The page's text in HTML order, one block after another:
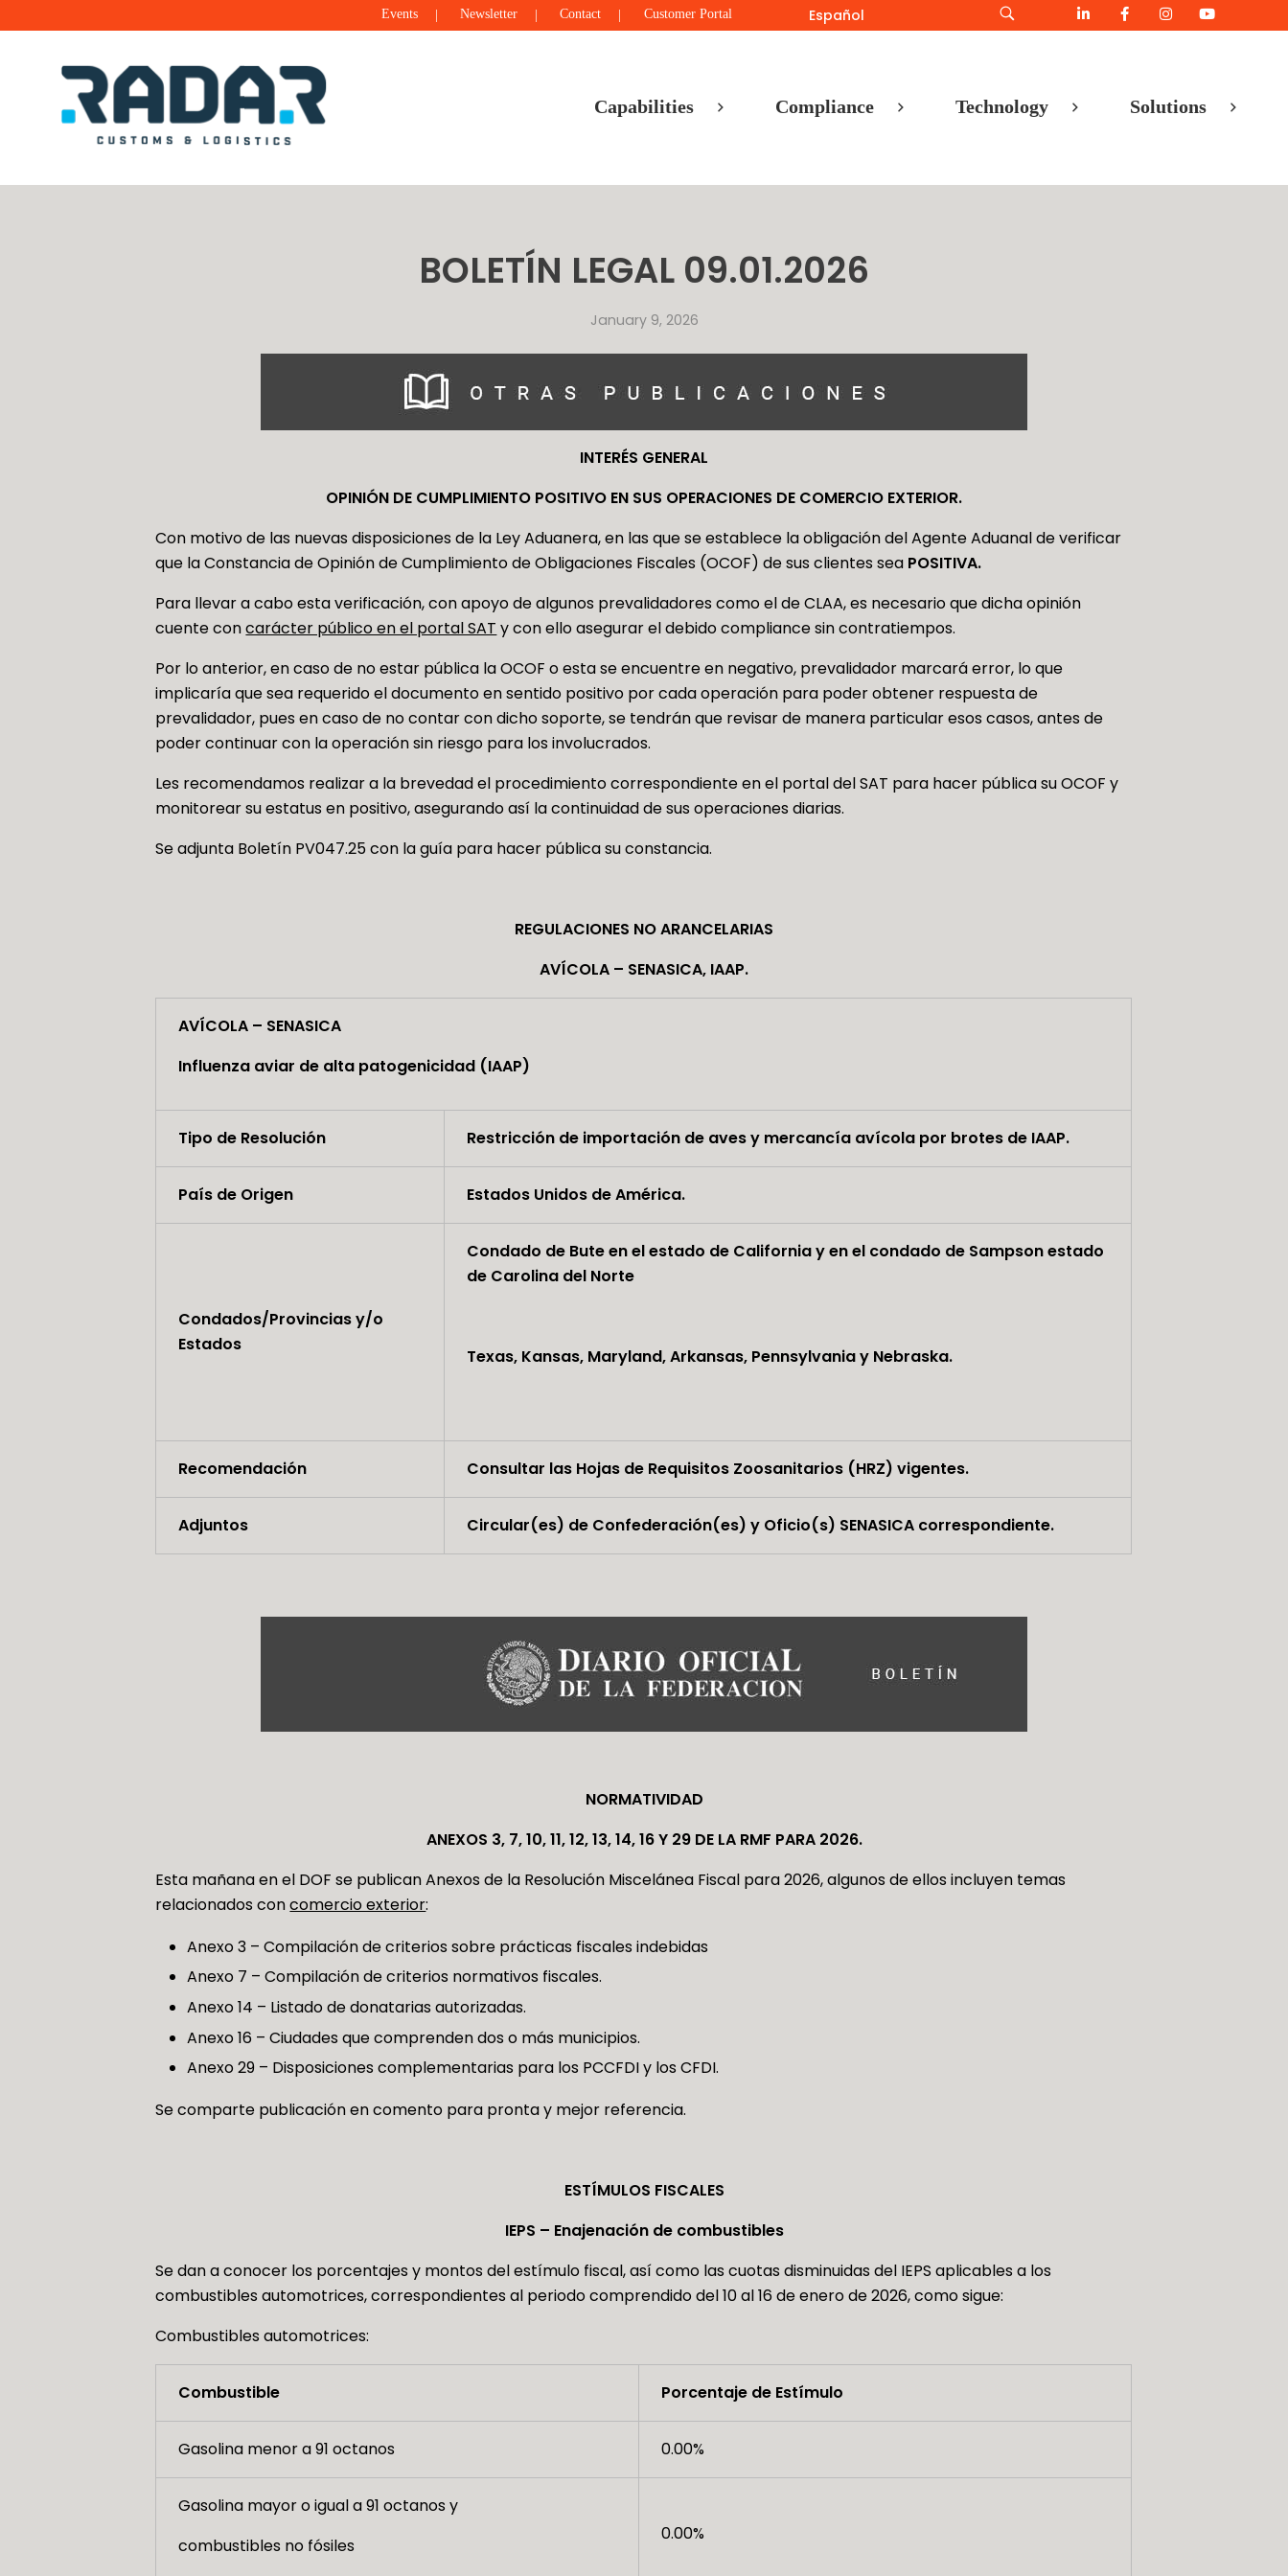
Events Newsletter Contact Customer Portal Español
Capabilities Compliance Technology Solutions
BOLETÍN LEGAL 09.01.2026
January 9, 2026
INTERÉS GENERAL
OPINIÓN DE CUMPLIMIENTO POSITIVO EN SUS OPERACIONES DE COMERCIO EXTERIOR.
Con motivo de las nuevas disposiciones de la Ley Aduanera, en las que se establece la obligación del Agente Aduanal de verificar
que la Constancia de Opinión de Cumplimiento de Obligaciones Fiscales (OCOF) de sus clientes sea POSITIVA.
Para llevar a cabo esta verificación, con apoyo de algunos prevalidadores como el de CLAA, es necesario que dicha opinión
cuente concarácter público en el portal SAT y con ello asegurar el debido compliance sin contratiempos.
Por lo anterior, en caso de no estar pública la OCOF o esta se encuentre en negativo, prevalidador marcará error, lo que
implicaría que sea requerido el documento en sentido positivo por cada operación para poder obtener respuesta de
prevalidador, pues en caso de no contar con dicho soporte, se tendrán que revisar de manera particular esos casos, antes de
poder continuar con la operación sin riesgo para los involucrados.
Les recomendamos realizar a la brevedad el procedimiento correspondiente en el portal del SAT para hacer pública su OCOF y
monitorear su estatus en positivo, asegurando así la continuidad de sus operaciones diarias.
Se adjunta Boletín PV047.25 con la guía para hacer pública su constancia.
REGULACIONES NO ARANCELARIAS
AVÍCOLA – SENASICA, IAAP.
AVÍCOLA – SENASICA
Influenza aviar de alta patogenicidad (IAAP)
Tipo de Resolución Restricción de importación de aves y mercancía avícola por brotes de IAAP.
País de Origen Estados Unidos de América.
Condados/Provincias y/o
Estados
Condado de Bute en el estado de California y en el condado de Sampson estado
de Carolina del Norte
Texas, Kansas, Maryland, Arkansas, Pennsylvania y Nebraska.
Recomendación Consultar las Hojas de Requisitos Zoosanitarios (HRZ) vigentes.
Adjuntos Circular(es) de Confederación(es) y Oficio(s) SENASICA correspondiente.
NORMATIVIDAD
ANEXOS 3, 7, 10, 11, 12, 13, 14, 16 Y 29 DE LA RMF PARA 2026.
Esta mañana en el DOF se publican Anexos de la Resolución Miscelánea Fiscal para 2026, algunos de ellos incluyen temas
relacionados concomercio exterior:
Anexo 3 – Compilación de criterios sobre prácticas fiscales indebidas
Anexo 7 – Compilación de criterios normativos fiscales.
Anexo 14 – Listado de donatarias autorizadas.
Anexo 16 – Ciudades que comprenden dos o más municipios.
Anexo 29 – Disposiciones complementarias para los PCCFDI y los CFDI.
Se comparte publicación en comento para pronta y mejor referencia.
ESTÍMULOS FISCALES
IEPS – Enajenación de combustibles
Se dan a conocer los porcentajes y montos del estímulo fiscal, así como las cuotas disminuidas del IEPS aplicables a los
combustibles automotrices, correspondientes al periodo comprendido del 10 al 16 de enero de 2026, como sigue:
Combustibles automotrices:
Combustible Porcentaje de Estímulo
Gasolina menor a 91 octanos 0.00%
Gasolina mayor o igual a 91 octanos y
combustibles no fósiles
0.00%